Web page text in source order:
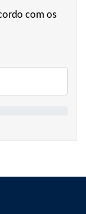
com os